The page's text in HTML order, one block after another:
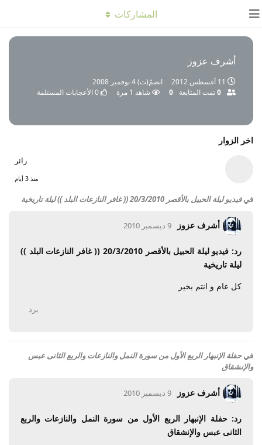
أشرف عزوز
11 أغسطس 2012 انضمّ(ت)4 نوفمبر 2008
0تمت المتابعة 0 شاهد 1 مرة 0 الأعجابات المستلمة
المشاركات
اخر الزوار
زائر
منذ 3 أيام
فيفيديو ليلة الحبيل بالأقصر 20/3/2010 (( غافر النازعات البلد )) ليلة تاريخية
أشرف عزوز 9 ديسمبر 2010
رد: فيديو ليلة الحبيل بالأقصر 20/3/2010 (( غافر النازعات البلد ))
ليلة تاريخية
كل عام و انتم بخير
يرد
فيحفلة الإنبهار الربع الأول من سورة النمل والنازعات والربع الثانى عبس
والإنشقاق
أشرف عزوز 9 ديسمبر 2010
رد: حفلة الإنبهار الربع الأول من سورة النمل والنازعات والربع
الثانى عبس والإنشقاق